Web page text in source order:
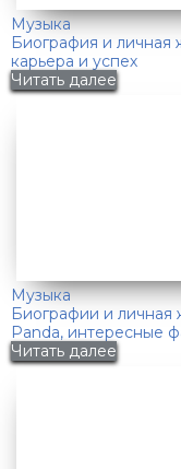
Музыка
Биография и личная
карьера и успех
Читать далее
Музыка
Биографии и личная
Panda, интересные
Читать далее